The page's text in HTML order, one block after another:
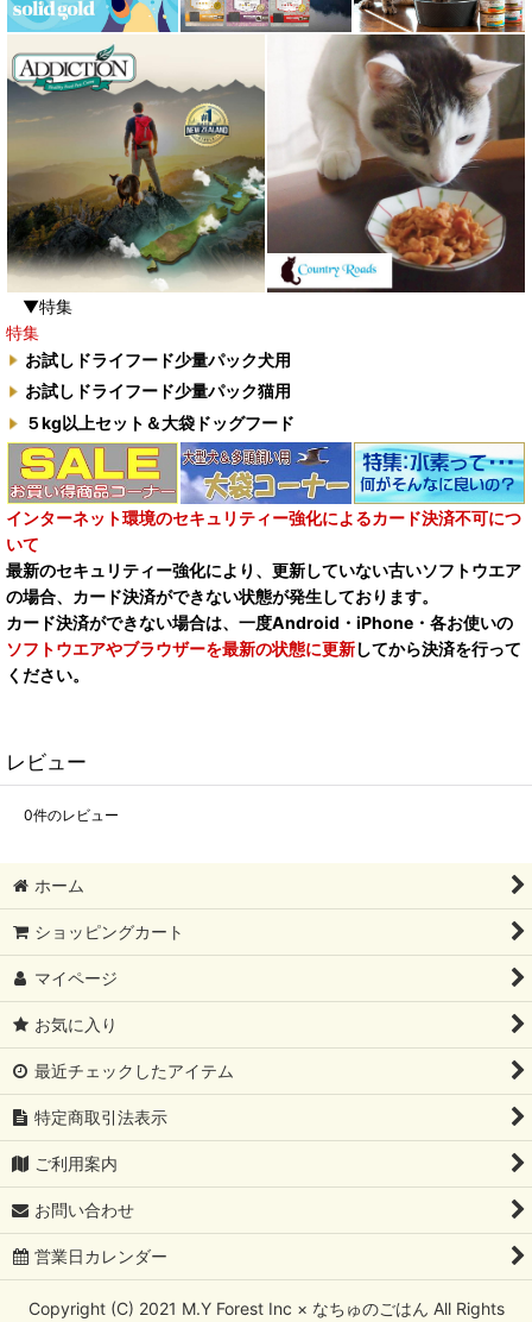
▼特集
特集
お試しドライフード少量パック犬用
お試しドライフード少量パック猫用
５kg以上セット＆大袋ドッグフード
インターネット環境のセキュリティー強化によるカード決済不可につ
いて
最新のセキュリティー強化により、更新していない古いソフトウエア
の場合、カード決済ができない状態が発生しております。
カード決済ができない場合は、一度Android・iPhone・各お使いの
ソフトウエアやブラウザーを最新の状態に更新してから決済を行って
ください。
レビュー
0件のレビュー
ホーム
ショッピングカート
マイページ
お気に入り
最近チェックしたアイテム
特定商取引法表示
ご利用案内
お問い合わせ
営業日カレンダー
Copyright (C) 2021 M.Y Forest Inc × なちゅのごはん All Rights